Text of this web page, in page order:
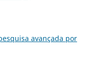
avançada por